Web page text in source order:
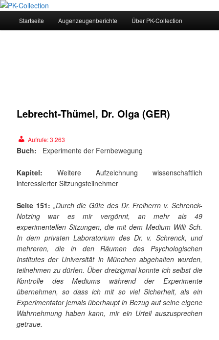
Hauptmenü
Zum
Startseite Augenzeugenberichte Über PK-Collection
Lebrecht-Thümel, Dr. Olga (GER)
Aufrufe:3.263
Buch: Experimente der Fernbewegung
Kapitel: Weitere Aufzeichnung wissenschaftlich
interessierter Sitzungsteilnehmer
Seite 151: „Durch die Güte des Dr. Freiherrn v. Schrenck-
Notzing war es mir vergönnt, an mehr als 49
experimentellen Sitzungen, die mit dem Medium Willi Sch.
In dem privaten Laboratorium des Dr. v. Schrenck, und
mehreren, die in den Räumen des Psychologischen
Institutes der Universität in München abgehalten wurden,
teilnehmen zu dürfen. Über dreizigmal konnte ich selbst die
Kontrolle des Mediums während der Experimente
übernehmen, so dass ich mit so viel Sicherheit, als ein
Experimentator jemals überhaupt in Bezug auf seine eigene
Wahrnehmung haben kann, mir ein Urteil auszusprechen
getraue.